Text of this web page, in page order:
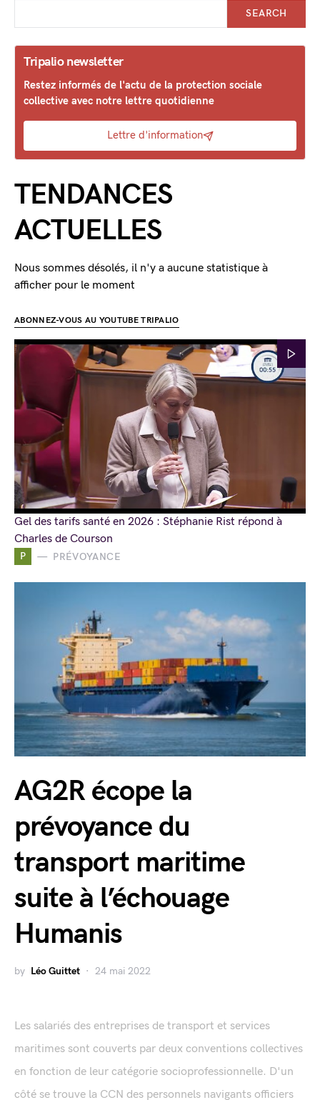
P PRÉVOYANCE
AG2R écope la
prévoyance du
transport maritime
suite à l’échouage
Humanis
by Léo Guittet 24 mai 2022
Les salariés des entreprises de transport et services
maritimes sont couverts par deux conventions collectives
en fonction de leur catégorie socioprofessionnelle. D'un
côté se trouve la CCN des personnels navigants officiers
SEARCH
Tripalio newsletter
Restez informés de l'actu de la protection sociale
collective avec notre lettre quotidienne
Lettre d'information
TENDANCES
ACTUELLES
Nous sommes désolés, il n'y a aucune statistique à
afficher pour le moment
ABONNEZ-VOUS AU YOUTUBE TRIPALIO
Gel des tarifs santé en 2026 : Stéphanie Rist répond à
Charles de Courson